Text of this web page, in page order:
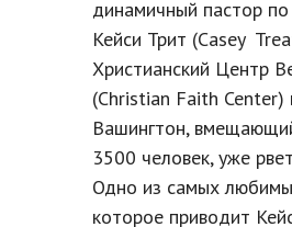
динамичный пастор
Кейси Трит (Casey
Христианский Центр
(Christian Faith Center)
Вашингтон,
3500 человек, уже
Одно из самых
которое приводит